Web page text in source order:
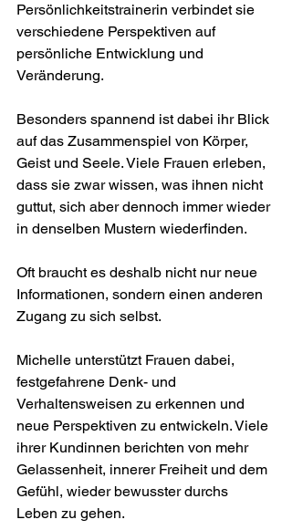
Persönlichkeitstrainerin verbindet sie
verschiedene Perspektiven auf
persönliche Entwicklung und
Veränderung.
Besonders spannend ist dabei ihr Blick
auf das Zusammenspiel von Körper,
Geist und Seele. Viele Frauen erleben,
dass sie zwar wissen, was ihnen nicht
guttut, sich aber dennoch immer wieder
in denselben Mustern wiederfinden.
Oft braucht es deshalb nicht nur neue
Informationen, sondern einen anderen
Zugang zu sich selbst.
Michelle unterstützt Frauen dabei,
festgefahrene Denk- und
Verhaltensweisen zu erkennen und
neue Perspektiven zu entwickeln. Viele
ihrer Kundinnen berichten von mehr
Gelassenheit, innerer Freiheit und dem
Gefühl, wieder bewusster durchs
Leben zu gehen.